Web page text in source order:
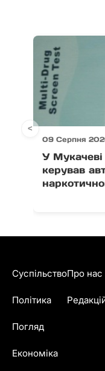
09 Серпня
У
керував
<
Суспільство
Політика
Погляд
Економіка
Про нас